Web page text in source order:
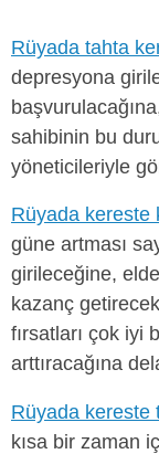
Rüyada tahta
depresyona
sahibinin bu
yöneticileriyle
Rüyada kereste
güne artması
girileceğine,
kazanç
fırsatları çok iyi
arttıracağına
Rüyada kereste
kısa bir zaman